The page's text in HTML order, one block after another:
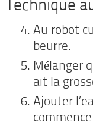
Technique
Au robot
beurre.
Mélanger
ait la
Ajouter